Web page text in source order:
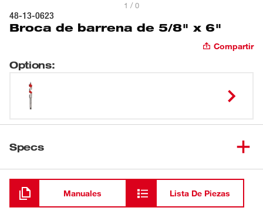
1 / 0
48-13-0623
Broca de barrena de 5/8" x 6"
Compartir
Options:
Specs
Cargando
Manuales Lista De Piezas